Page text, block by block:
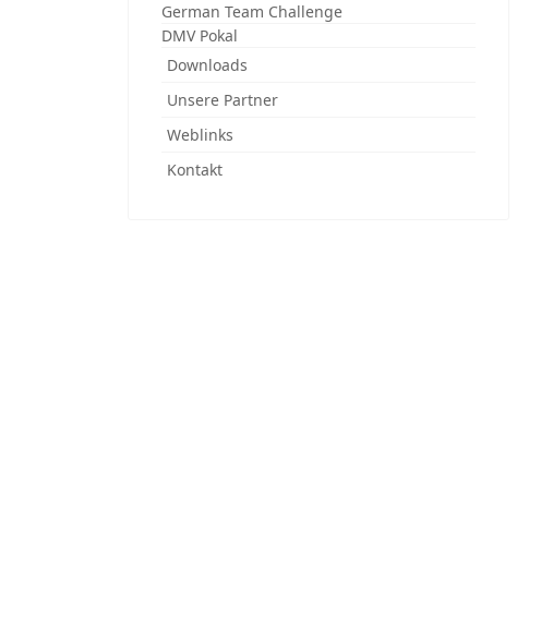
German Team Challenge
DMV Pokal
Downloads
Unsere Partner
Weblinks
Kontakt